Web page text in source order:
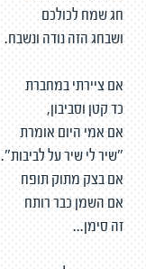
חג שמח לכולכם
ושבחג הזה נודה ונשבח.
אם ציירתי במחברת
כד קטן וסביבון,
אם אמי היום אומרת
"שיר לי שיר על לביבות".
אם בצק מתוק תופח
אם השמן כבר רותח
זה סימן...